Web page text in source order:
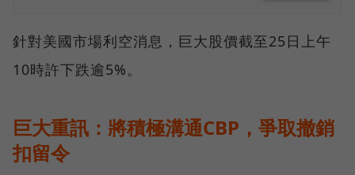
針對美國市場利空消息，巨大股價截至25日上午
10時許下跌逾5%。
巨大重訊：將積極溝通CBP，爭取撤銷
扣留令